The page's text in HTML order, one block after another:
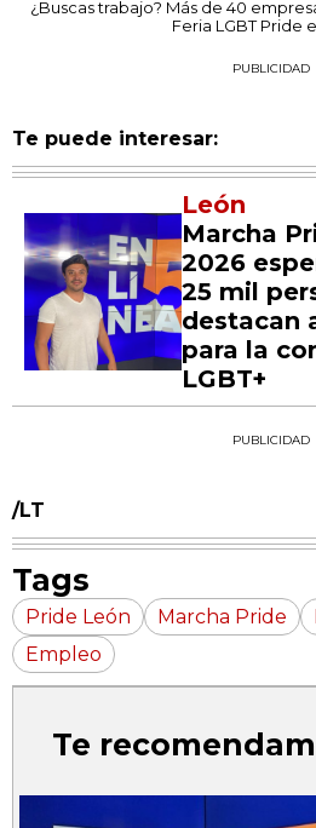
¿Buscas trabajo? Más de 40
Feria LGBT Pride
PUBLICIDAD
Te puede interesar:
León
Marcha
2026
25 mil
destacan
para la
LGBT+
PUBLICIDAD
/LT
Tags
Pride León Marcha Pride
Empleo
Te